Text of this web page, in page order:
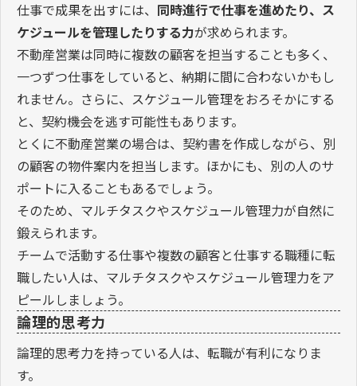
仕事で成果を出すには、 同時進行で仕事を進めたり、ス
ケジュールを管理したりする力が求められます。
不動産営業は同時に複数の顧客を担当することも多く、
一つずつ仕事をしていると、納期に間に合わないかもし
れません。さらに、スケジュール管理をおろそかにする
と、契約機会を逃す可能性もあります。
とくに不動産営業の場合は、契約書を作成しながら、別
の顧客の物件案内を担当します。ほかにも、別の人のサ
ポートに入ることもあるでしょう。
そのため、マルチタスクやスケジュール管理力が自然に
鍛えられます。
チームで活動する仕事や複数の顧客と仕事する職種に転
職したい人は、マルチタスクやスケジュール管理力をア
ピールしましょう。
論理的思考力
論理的思考力を持っている人は、転職が有利になりま
す。